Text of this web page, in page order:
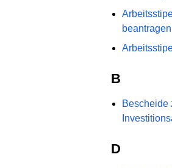
beantragen
B
Bescheide
D